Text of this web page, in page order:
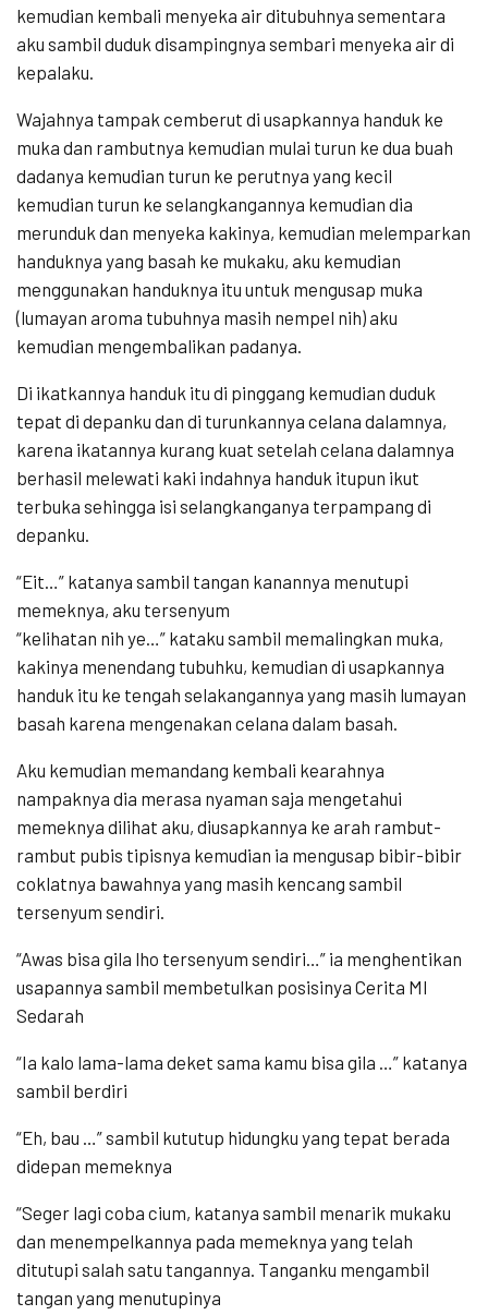
kemudian kembali menyeka air ditubuhnya sementara
aku sambil duduk disampingnya sembari menyeka air di
kepalaku.
Wajahnya tampak cemberut di usapkannya handuk ke
muka dan rambutnya kemudian mulai turun ke dua buah
dadanya kemudian turun ke perutnya yang kecil
kemudian turun ke selangkangannya kemudian dia
merunduk dan menyeka kakinya, kemudian melemparkan
handuknya yang basah ke mukaku, aku kemudian
menggunakan handuknya itu untuk mengusap muka
(lumayan aroma tubuhnya masih nempel nih) aku
kemudian mengembalikan padanya.
Di ikatkannya handuk itu di pinggang kemudian duduk
tepat di depanku dan di turunkannya celana dalamnya,
karena ikatannya kurang kuat setelah celana dalamnya
berhasil melewati kaki indahnya handuk itupun ikut
terbuka sehingga isi selangkanganya terpampang di
depanku.
“Eit…” katanya sambil tangan kanannya menutupi
memeknya, aku tersenyum
“kelihatan nih ye…” kataku sambil memalingkan muka,
kakinya menendang tubuhku, kemudian di usapkannya
handuk itu ke tengah selakangannya yang masih lumayan
basah karena mengenakan celana dalam basah.
Aku kemudian memandang kembali kearahnya
nampaknya dia merasa nyaman saja mengetahui
memeknya dilihat aku, diusapkannya ke arah rambut-
rambut pubis tipisnya kemudian ia mengusap bibir-bibir
coklatnya bawahnya yang masih kencang sambil
tersenyum sendiri.
“Awas bisa gila lho tersenyum sendiri…” ia menghentikan
usapannya sambil membetulkan posisinya Cerita Ml
Sedarah
“Ia kalo lama-lama deket sama kamu bisa gila …” katanya
sambil berdiri
“Eh, bau …” sambil kututup hidungku yang tepat berada
didepan memeknya
“Seger lagi coba cium, katanya sambil menarik mukaku
dan menempelkannya pada memeknya yang telah
ditutupi salah satu tangannya. Tanganku mengambil
tangan yang menutupinya